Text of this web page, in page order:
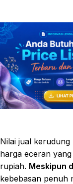
Nilai jual
harga eceran
rupiah. Meskipun
kebebasan penuh